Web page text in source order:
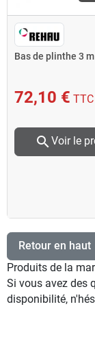
Bas de plinthe 3 m
72,10 € TTC
search Voir le
Retour en haut
Produits de la
Si vous avez des
disponibilité,